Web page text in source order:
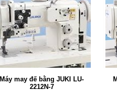
Máy may đế bằng JUKI LU-
2212N-7